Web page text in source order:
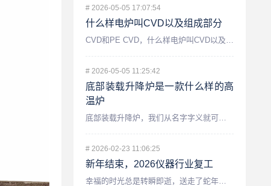
# 2026-05-05 17:07:54
什么样电炉叫CVD以及组成部分
# 2026-05-05 11:25:42
底部装载升降炉是一款什么样的高
温炉
# 2026-02-23 11:06:25
新年结束，2026仪器行业复工